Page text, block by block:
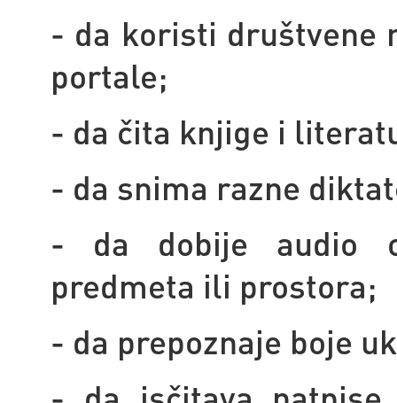
- da koristi društvene
portale;
- da čita knjige i
- da snima razne
- da dobije audio
predmeta ili prostora;
- da prepoznaje boje